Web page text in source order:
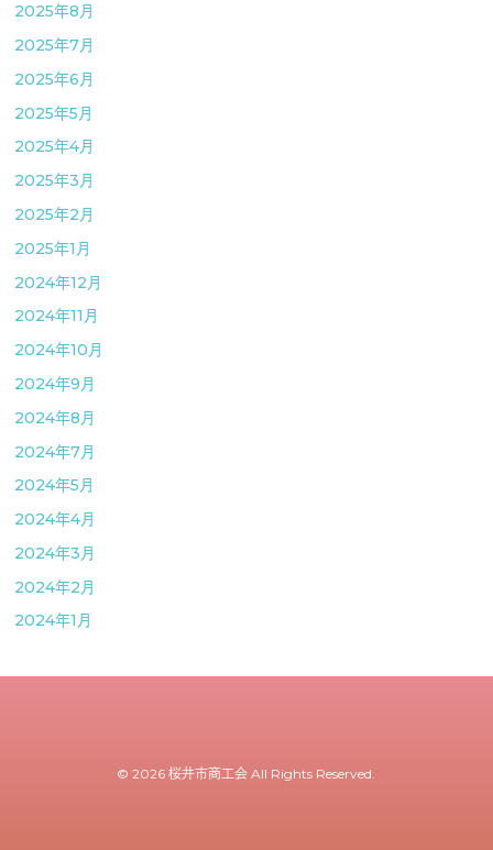
2025年8月
2025年7月
2025年6月
2025年5月
2025年4月
2025年3月
2025年2月
2025年1月
2024年12月
2024年11月
2024年10月
2024年9月
2024年8月
2024年7月
2024年5月
2024年4月
2024年3月
2024年2月
2024年1月
© 2026 桜井市商工会 All Rights Reserved.